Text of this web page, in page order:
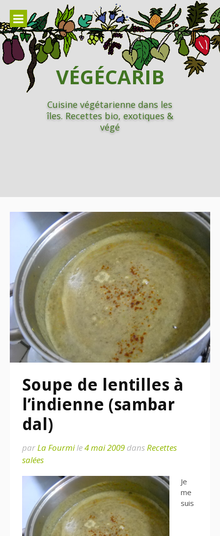
contenu
VÉGÉCARIB
Cuisine végétarienne dans les
îles. Recettes bio, exotiques &
végé
Soupe de lentilles à
l’indienne (sambar
dal)
parLa Fourmile4 mai 2009 dansRecettes
salées
Je
me
suis